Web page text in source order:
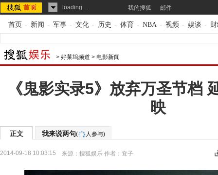
loading... 我的搜狐 邮件
首页 - 新闻 - 军事 - 文化 - 历史 - 体育 - NBA - 视频 - 娱谈 -
> 好莱坞频道 > 电影新闻
《鬼影实录5》放弃万圣节档
映
正文 我来说两句( 人参与)
2014-09-18 10:03:15 来源： 搜狐娱乐 作者：耷子